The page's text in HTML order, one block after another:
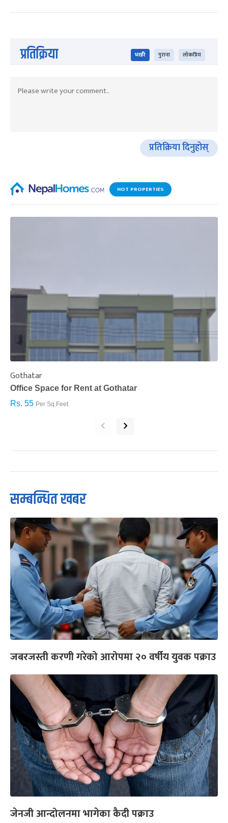
प्रतिक्रिया भर्खरै पुराना लोकप्रिय
प्रतिक्रिया दिनुहोस्
HOT PROPERTIES
Gothatar
Office Space for Rent at Gothatar
Rs. 55 Per Sq.Feet
‹ ›
सम्बन्धित खबर
जबरजस्ती करणी गरेको आरोपमा २० वर्षीय युवक पक्राउ
जेनजी आन्दोलनमा भागेका कैदी पक्राउ